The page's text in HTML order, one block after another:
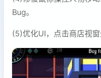
Bug。
(5)优化UI，点击商店视窗